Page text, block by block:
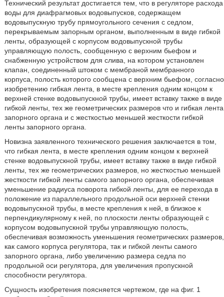
Технический результат достигается тем, что в регуляторе расхода
воды для диафрагмовых водовыпусков, содержащем
водовыпускную трубу прямоугольного сечения с седлом,
перекрываемым запорным органом, выполненным в виде гибкой
ленты, образующей с корпусом водовыпускной трубы
управляющую полость, сообщенную с верхним бьефом и
снабженную устройством для слива, на котором установлен
клапан, соединенный штоком с мембраной мембранного
корпуса, полость которого сообщена с верхним бьефом, согласно
изобретению гибкая лента, в месте крепления одним концом к
верхней стенке водовыпускной трубы, имеет вставку также в виде
гибкой ленты, тех же геометрических размеров что и гибкая лента
запорного органа и с жесткостью меньшей жесткости гибкой
ленты запорного органа.
Новизна заявленного технического решения заключается в том,
что гибкая лента, в месте крепления одним концом к верхней
стенке водовыпускной трубы, имеет вставку также в виде гибкой
ленты, тех же геометрических размеров, но жесткостью меньшей
жесткости гибкой ленты самого запорного органа, обеспечивая
уменьшение радиуса поворота гибкой ленты, для ее перехода в
положение из параллельного продольной оси верхней стенки
водовыпускной трубы, в месте крепления к ней, в близкое к
перпендикулярному к ней, по плоскости ленты образующей с
корпусом водовыпускной трубы управляющую полость,
обеспечивая возможность уменьшения геометрических размеров,
как самого корпуса регулятора, так и гибкой ленты самого
запорного органа, либо увеличению размера седла по
продольной оси регулятора, для увеличения пропускной
способности регулятора.
Сущность изобретения поясняется чертежом, где на фиг. 1